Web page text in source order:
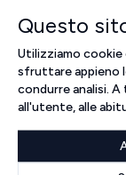
Questo
Utilizziamo cookie
sfruttare appieno
condurre analisi.
all'utente, alle